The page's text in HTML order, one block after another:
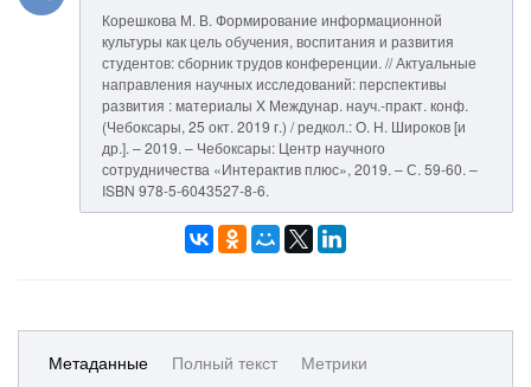
Корешкова М. В. Формирование информационной
культуры как цель обучения, воспитания и развития
студентов: сборник трудов конференции. // Актуальные
направления научных исследований: перспективы
развития : материалы X Междунар. науч.-практ. конф.
(Чебоксары, 25 окт. 2019 г.) / редкол.: О. Н. Широков [и
др.]. – 2019. – Чебоксары: Центр научного
сотрудничества «Интерактив плюс», 2019. – С. 59-60. –
ISBN 978-5-6043527-8-6.
Метаданные Полный текст Метрики